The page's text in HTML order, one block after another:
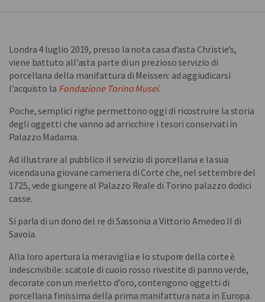
Londra 4 luglio 2019, presso la nota casa d’asta Christie’s,
viene battuto all’asta parte di un prezioso servizio di
porcellana della manifattura di Meissen: ad aggiudicarsi
l’acquisto la Fondazione Torino Musei.
Poche, semplici righe permettono oggi di ricostruire la storia
degli oggetti che vanno ad arricchire i tesori conservati in
Palazzo Madama.
Ad illustrare al pubblico il servizio di porcellana e la sua
vicenda una giovane cameriera di Corte che, nel settembre del
1725, vede giungere al Palazzo Reale di Torino palazzo dodici
casse.
Si parla di un dono del re di Sassonia a Vittorio Amedeo II di
Savoia.
Alla loro apertura la meraviglia e lo stupore della corte è
indescrivibile: scatole di cuoio rosso rivestite di panno verde,
decorate con un merletto d’oro, contengono oggetti di
porcellana finissima della prima manifattura nata in Europa.